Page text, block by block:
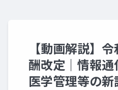
【動画解説】
酬改定｜情報
医学管理等の新